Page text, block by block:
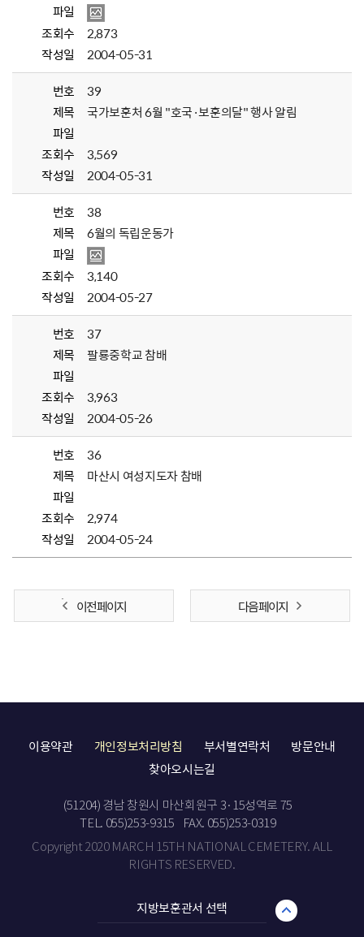
파일
조회수
2,873
작성일
2004-05-31
번호
39
제목
국가보훈처 6월 "호국·보훈의달" 행사 알림
파일
조회수
3,569
작성일
2004-05-31
번호
38
제목
6월의 독립운동가
파일
조회수
3,140
작성일
2004-05-27
번호
37
제목
팔룡중학교 참배
파일
조회수
3,963
작성일
2004-05-26
번호
36
제목
마산시 여성지도자 참배
파일
조회수
2,974
작성일
2004-05-24
이전 페이지 다음 페이지
이용약관 개인정보처리방침 부서별연락처
방문안내
찾아오시는길
(51204) 경남 창원시 마산회원구 3·15성역로 75
TEL. 055)253-9315
FAX. 055)253-0319
Copyright 2020 MARCH 15TH NATIONAL CEMETERY. ALL
RIGHTS RESERVED.
지방보훈관서 선택